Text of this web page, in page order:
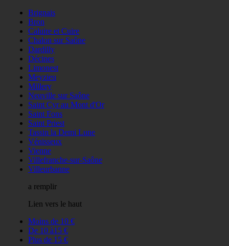
Brignais
Bron
Caluire et Cuire
Chalon sur Saône
Dardilly
Décines
Limonest
Meyzieu
Millery
Neuville sur Saône
Saint Cyr au Mont d'Or
Saint Fons
Saint Priest
Tassin la Demi Lune
Vénisseux
Vienne
Villefranche-sur-Saône
Villeurbanne
a remplir
Lien vers le haut
Moins de 10 €
De 10 à15 €
Plus de 15 €